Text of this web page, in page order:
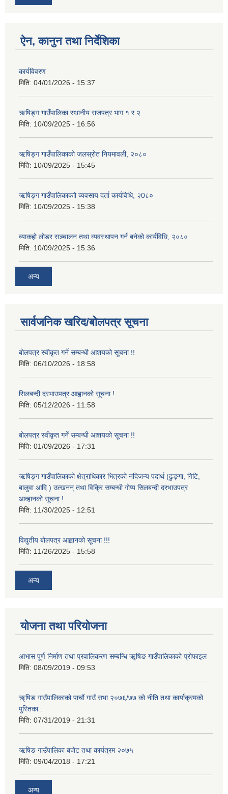
ऐन, कानुन तथा निर्देशिका
कार्यविवरण
मिति: 04/01/2026 - 15:37
ऋषिङ्ग गाउँपालिका स्थानीय राजपत्र भाग १ र २
मिति: 10/09/2025 - 16:56
ऋषिङ्ग गाउँपालिकाको जलस्रोत नियमावली, २०८०
मिति: 10/09/2025 - 15:45
ऋषिङ्ग गाउँपालिकाकाो व्यवसाय दर्ता कार्यविधि, २0८०
मिति: 10/09/2025 - 15:38
व्याकहो लोडर सञ्चालन तथा व्यवस्थापन गर्न बनेको कार्यविधि, २०८०
मिति: 10/09/2025 - 15:36
अन्य
सार्वजनिक खरिद/बोलपत्र सूचना
बोलपत्र स्वीकृत गर्ने सम्बन्धी आशयको सूचना !!
मिति: 06/10/2026 - 18:58
सिलबन्दी दरभाउपत्र आह्वानको सूचना !
मिति: 05/12/2026 - 11:58
बोलपत्र स्वीकृत गर्ने सम्बन्धी आशयको सूचना !!
मिति: 01/09/2026 - 17:31
ऋषिङ्ग गाउँपालिकाको क्षेत्राधिकार भित्रको नदिजन्य पदार्थ (ढुङ्गा, गिटि,
बालुवा आदि ) उत्खनन् तथा विक्रि सम्बन्धी गोप्य सिलबन्दी दरभाउपत्र
आव्हानको सूचना !
मिति: 11/30/2025 - 12:51
विद्युतीय बोलपत्र आह्वानको सूचना !!!
मिति: 11/26/2025 - 15:58
अन्य
योजना तथा परियोजना
आभास पूर्ण निर्माण तथा प्रवालिकरण सम्बन्धि ॠषिङ गाउँपालिकाको प्रोफाइल
मिति: 08/09/2019 - 09:53
ॠषिङ गाउँपालिकाको पाचौं गाउँ सभा २०७६/७७ को नीति तथा कार्याक्रमको
पुस्तिका :
मिति: 07/31/2019 - 21:31
ऋषिङ गाउँपालिका बजेट तथा कार्यत्रम २०७५
मिति: 09/04/2018 - 17:21
अन्य